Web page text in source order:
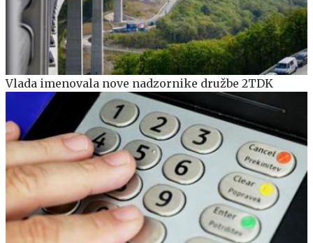
Vlada imenovala nove nadzornike družbe 2TDK